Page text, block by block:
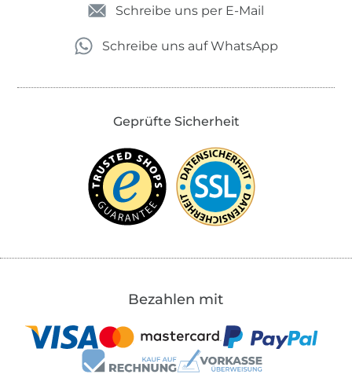
Schreibe uns per E-Mail
Schreibe uns auf WhatsApp
Geprüfte Sicherheit
Bezahlen mit